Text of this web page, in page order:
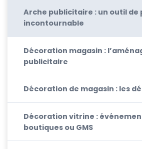
Arche publicitaire : un outil de
incontournable
Décoration magasin :
publicitaire
Décoration de magasin : les
Décoration vitrine :
boutiques ou GMS